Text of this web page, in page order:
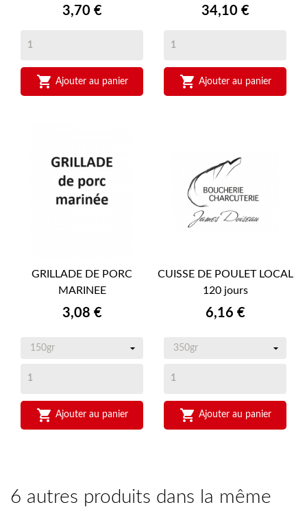
Prix
3,70 €
 Ajouter au panier
Prix
34,10 €
 Ajouter au panier
GRILLADE DE PORC
MARINEE
Prix
3,08 €
 Ajouter au panier
CUISSE DE POULET LOCAL
120 jours
Prix
6,16 €
 Ajouter au panier
6 autres produits dans la même